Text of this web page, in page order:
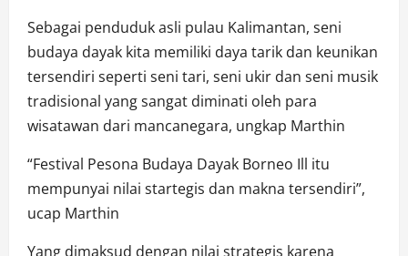
Sebagai penduduk asli pulau Kalimantan, seni
budaya dayak kita memiliki daya tarik dan keunikan
tersendiri seperti seni tari, seni ukir dan seni musik
tradisional yang sangat diminati oleh para
wisatawan dari mancanegara, ungkap Marthin
“Festival Pesona Budaya Dayak Borneo Ill itu
mempunyai nilai startegis dan makna tersendiri”,
ucap Marthin
Yang dimaksud dengan nilai strategis karena